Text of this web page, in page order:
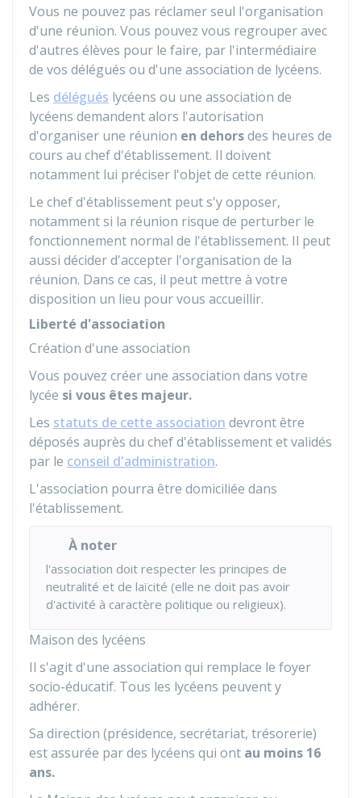
Vous ne pouvez pas réclamer seul l'organisation
d'une réunion. Vous pouvez vous regrouper avec
d'autres élèves pour le faire, par l'intermédiaire
de vos délégués ou d'une association de lycéens.
Les délégués lycéens ou une association de
lycéens demandent alors l'autorisation
d'organiser une réunion en dehorsdes heures de
cours au chef d'établissement. Il doivent
notamment lui préciser l'objet de cette réunion.
Le chef d'établissement peut s'y opposer,
notamment si la réunion risque de perturber le
fonctionnement normal de l'établissement. Il peut
aussi décider d'accepter l'organisation de la
réunion. Dans ce cas, il peut mettre à votre
disposition un lieu pour vous accueillir.
Liberté d'association
Création d'une association
Vous pouvez créer une association dans votre
lycée si vous êtes majeur.
Les statuts de cette association devront être
déposés auprès du chef d'établissement et validés
par le conseil d'administration.
L'association pourra être domiciliée dans
l'établissement.
À noter
l'association doit respecter les principes de
neutralité et de laïcité (elle ne doit pas avoir
d'activité à caractère politique ou religieux).
Maison des lycéens
Il s'agit d'une association qui remplace le foyer
socio-éducatif. Tous les lycéens peuvent y
adhérer.
Sa direction (présidence, secrétariat, trésorerie)
est assurée par des lycéens qui ont au moins 16
ans.